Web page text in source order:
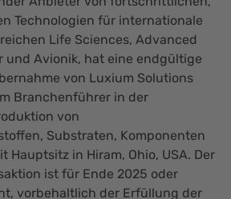
Technologien für internationale
Life Sciences, Advanced
und Avionik, hat eine endgültige
von Luxium Solutions
Branchenführer in der
von
Substraten, Komponenten
Hauptsitz in Hiram, Ohio, USA. Der
ist für Ende 2025 oder
vorbehaltlich der Erfüllung der